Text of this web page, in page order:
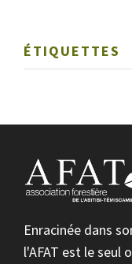
ÉTIQUETTES
Enracinée dans
l'AFAT est le seul